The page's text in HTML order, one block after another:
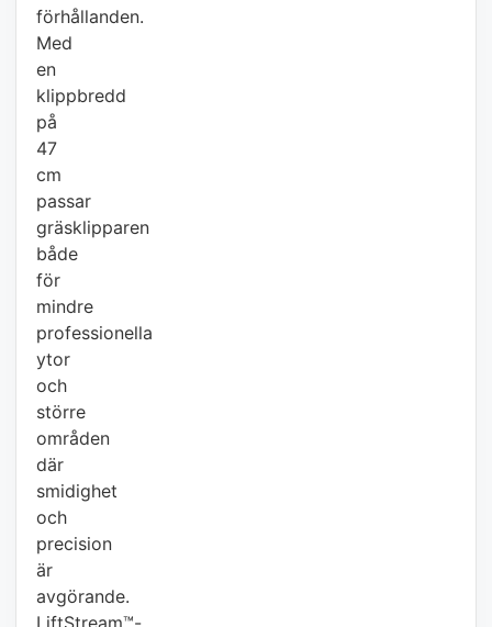
förhållanden.
Med
en
klippbredd
på
47
cm
passar
gräsklipparen
både
för
mindre
professionella
ytor
och
större
områden
där
smidighet
och
precision
är
avgörande.
LiftStream™-